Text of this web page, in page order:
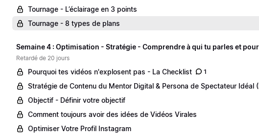
Tournage - L’éclairage en 3 points
Tournage - 8 types de plans
Semaine 4 : Optimisation - Stratégie - Comprendre à qui tu parles et
Retardé de 20 jours
Pourquoi tes vidéos n'explosent pas - La Checklist 1
Stratégie de Contenu du Mentor Digital & Persona de Spectateur Idéal
Objectif - Définir votre objectif
Comment toujours avoir des idées de Vidéos Virales
Optimiser Votre Profil Instagram